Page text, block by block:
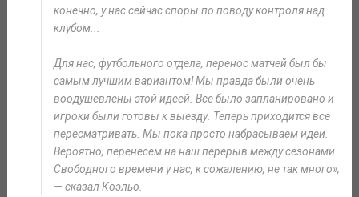
конечно, у нас сейчас споры по поводу контроля над
клубом...
Для нас, футбольного отдела, перенос матчей был бы
самым лучшим вариантом! Мы правда были очень
воодушевлены этой идеей. Все было запланировано и
игроки были готовы к выезду. Теперь приходится все
пересматривать. Мы пока просто набрасываем идеи.
Вероятно, перенесем на наш перерыв между сезонами.
Свободного времени у нас, к сожалению, не так много»,
— сказал Коэльо.